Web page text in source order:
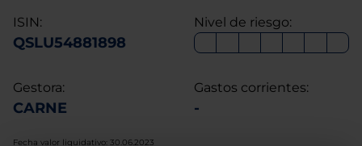
ISIN:
QSLU54881898
Nivel de riesgo:
Gestora:
CARNE
Gastos corrientes:
-
Fecha valor liquidativo: 30.06.2023